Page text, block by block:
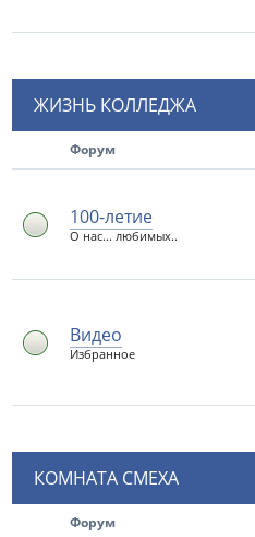
ЖИЗНЬ КОЛЛЕДЖА
Форум
100-летие
О нас... любимых..
Видео
Избранное
КОМНАТА СМЕХА
Форум